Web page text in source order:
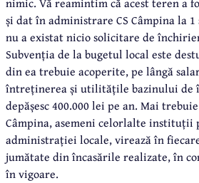
și dat în administrare CS Câmpina la
nu a existat nicio solicitare de
Subvenția de la bugetul local este
din ea trebuie acoperite, pe lângă
întreținerea și utilitățile bazinului de
depășesc 400.000 lei pe an. Mai
Câmpina, asemeni celorlalte instituții
administrației locale, virează în
jumătate din încasările realizate, în
în vigoare.